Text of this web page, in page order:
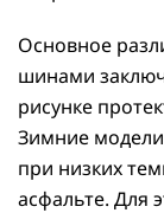
Основное
шинами
рисунке
Зимние модели
при низких
асфальте. Для